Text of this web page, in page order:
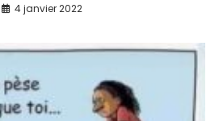
4 janvier 2022